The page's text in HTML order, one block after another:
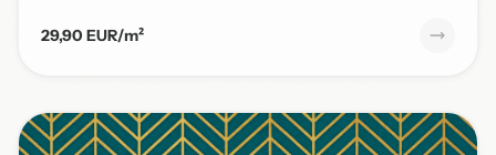
29,90 EUR/m²